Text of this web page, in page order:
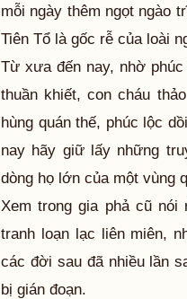
mỗi ngày thêm ngọt ngào
Tiên Tổ là gốc rễ của loài
Từ xưa đến nay, nhờ
thuần khiết, con cháu
hùng quán thế, phúc lộc
nay hãy giữ lấy những
dòng họ lớn của một vùng
Xem trong gia phả cũ
tranh loạn lạc liên miên,
các đời sau đã nhiều lần
bị gián đoạn.